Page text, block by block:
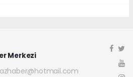
Merkezi